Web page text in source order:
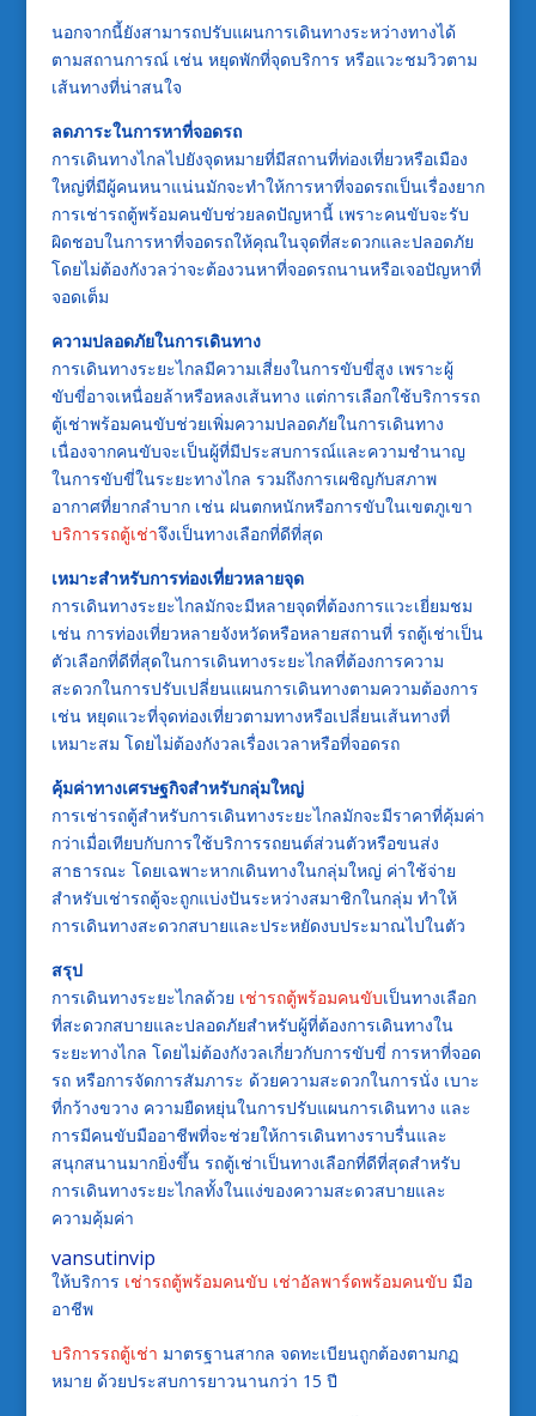
นอกจากนี้ยังสามารถปรับแผนการเดินทางระหว่างทางได้
ตามสถานการณ์ เช่น หยุดพักที่จุดบริการ หรือแวะชมวิวตาม
เส้นทางที่น่าสนใจ
ลดภาระในการหาที่จอดรถ
การเดินทางไกลไปยังจุดหมายที่มีสถานที่ท่องเที่ยวหรือเมือง
ใหญ่ที่มีผู้คนหนาแน่นมักจะทำให้การหาที่จอดรถเป็นเรื่องยาก
การเช่ารถตู้พร้อมคนขับช่วยลดปัญหานี้ เพราะคนขับจะรับ
ผิดชอบในการหาที่จอดรถให้คุณในจุดที่สะดวกและปลอดภัย
โดยไม่ต้องกังวลว่าจะต้องวนหาที่จอดรถนานหรือเจอปัญหาที่
จอดเต็ม
ความปลอดภัยในการเดินทาง
การเดินทางระยะไกลมีความเสี่ยงในการขับขี่สูง เพราะผู้
ขับขี่อาจเหนื่อยล้าหรือหลงเส้นทาง แต่การเลือกใช้บริการรถ
ตู้เช่าพร้อมคนขับช่วยเพิ่มความปลอดภัยในการเดินทาง
เนื่องจากคนขับจะเป็นผู้ที่มีประสบการณ์และความชำนาญ
ในการขับขี่ในระยะทางไกล รวมถึงการเผชิญกับสภาพ
อากาศที่ยากลำบาก เช่น ฝนตกหนักหรือการขับในเขตภูเขา
บริการรถตู้เช่าจึงเป็นทางเลือกที่ดีที่สุด
เหมาะสำหรับการท่องเที่ยวหลายจุด
การเดินทางระยะไกลมักจะมีหลายจุดที่ต้องการแวะเยี่ยมชม
เช่น การท่องเที่ยวหลายจังหวัดหรือหลายสถานที่ รถตู้เช่าเป็น
ตัวเลือกที่ดีที่สุดในการเดินทางระยะไกลที่ต้องการความ
สะดวกในการปรับเปลี่ยนแผนการเดินทางตามความต้องการ
เช่น หยุดแวะที่จุดท่องเที่ยวตามทางหรือเปลี่ยนเส้นทางที่
เหมาะสม โดยไม่ต้องกังวลเรื่องเวลาหรือที่จอดรถ
คุ้มค่าทางเศรษฐกิจสำหรับกลุ่มใหญ่
การเช่ารถตู้สำหรับการเดินทางระยะไกลมักจะมีราคาที่คุ้มค่า
กว่าเมื่อเทียบกับการใช้บริการรถยนต์ส่วนตัวหรือขนส่ง
สาธารณะ โดยเฉพาะหากเดินทางในกลุ่มใหญ่ ค่าใช้จ่าย
สำหรับเช่ารถตู้จะถูกแบ่งปันระหว่างสมาชิกในกลุ่ม ทำให้
การเดินทางสะดวกสบายและประหยัดงบประมาณไปในตัว
สรุป
การเดินทางระยะไกลด้วย เช่ารถตู้พร้อมคนขับเป็นทางเลือก
ที่สะดวกสบายและปลอดภัยสำหรับผู้ที่ต้องการเดินทางใน
ระยะทางไกล โดยไม่ต้องกังวลเกี่ยวกับการขับขี่ การหาที่จอด
รถ หรือการจัดการสัมภาระ ด้วยความสะดวกในการนั่ง เบาะ
ที่กว้างขวาง ความยืดหยุ่นในการปรับแผนการเดินทาง และ
การมีคนขับมืออาชีพที่จะช่วยให้การเดินทางราบรื่นและ
สนุกสนานมากยิ่งขึ้น รถตู้เช่าเป็นทางเลือกที่ดีที่สุดสำหรับ
การเดินทางระยะไกลทั้งในแง่ของความสะดวสบายและ
ความคุ้มค่า
vansutinvip
ให้บริการ เช่ารถตู้พร้อมคนขับ เช่าอัลพาร์ดพร้อมคนขับ มือ
อาชีพ
บริการรถตู้เช่า มาตรฐานสากล จดทะเบียนถูกต้องตามกฏ
หมาย ด้วยประสบการยาวนานกว่า 15 ปี